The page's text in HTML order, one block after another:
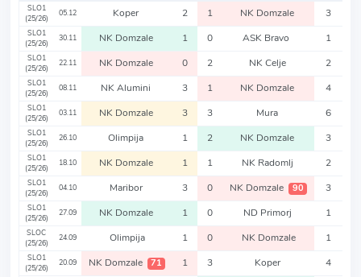
SLO1
(25/26)
05.12 Koper 2 1 NK Domzale 3
SLO1
(25/26)
30.11 NK Domzale 1 0 ASK Bravo 1
SLO1
(25/26)
22.11 NK Domzale 0 2 NK Celje 2
SLO1
(25/26)
08.11 NK Alumini 3 1 NK Domzale 4
SLO1
(25/26)
03.11 NK Domzale 3 3 Mura 6
SLO1
(25/26)
26.10 Olimpija 1 2 NK Domzale 3
SLO1
(25/26)
18.10 NK Domzale 1 1 NK Radomlj 2
SLO1
(25/26)
04.10 Maribor 3 0 NK Domzale 90 3
SLO1
(25/26)
27.09 NK Domzale 1 0 ND Primorj 1
SLOC
(25/26)
24.09 Olimpija 1 0 NK Domzale 1
SLO1
(25/26)
20.09 NK Domzale 71 1 3 Koper 4